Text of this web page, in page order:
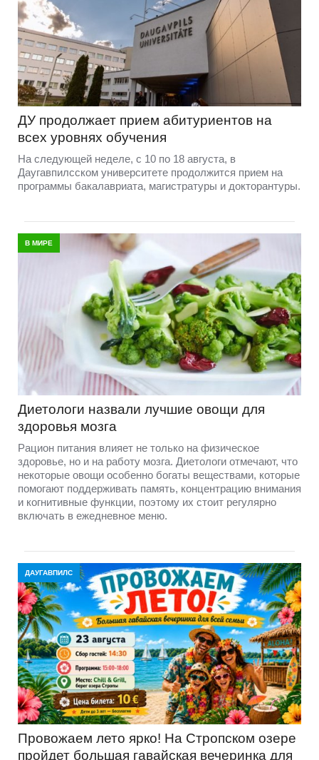
ДУ продолжает прием абитуриентов на
всех уровнях обучения
На следующей неделе, с 10 по 18 августа, в
Даугавпилсском университете продолжится прием на
программы бакалавриата, магистратуры и докторантуры.
В МИРЕ
Диетологи назвали лучшие овощи для
здоровья мозга
Рацион питания влияет не только на физическое
здоровье, но и на работу мозга. Диетологи отмечают, что
некоторые овощи особенно богаты веществами, которые
помогают поддерживать память, концентрацию внимания
и когнитивные функции, поэтому их стоит регулярно
включать в ежедневное меню.
ДАУГАВПИЛС
Провожаем лето ярко! На Стропском озере
пройдет большая гавайская вечеринка для